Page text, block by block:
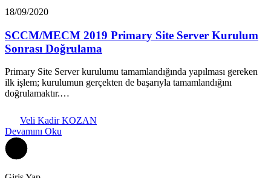
18/09/2020
SCCM/MECM 2019 Primary Site Server Kurulum
Sonrası Doğrulama
Primary Site Server kurulumu tamamlandığında yapılması gereken
ilk işlem; kurulumun gerçekten de başarıyla tamamlandığını
doğrulamaktır.…
Veli Kadir KOZAN
Devamını Oku